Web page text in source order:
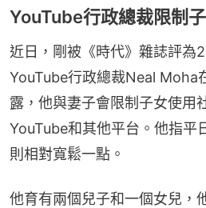
YouTube行政總裁限制
近日，剛被《時代》雜誌評為
YouTube行政總裁Neal Moha
露，他與妻子會限制子女使用
YouTube和其他平台。他指平
則相對寬鬆一點。
他育有兩個兒子和一個女兒，